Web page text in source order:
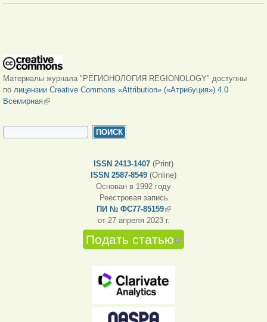
Материалы журнала "РЕГИОНОЛОГИЯ REGIONOLOGY" доступны
по лицензии Creative Commons «Attribution» («Атрибуция») 4.0
Всемирная(внешняя ссылка)
ФОРМА ПОИСКА
ISSN 2413-1407 (Print)
ISSN 2587-8549 (Online)
Основан в 1992 году
Реестровая запись
ПИ № ФС77-85159(внешняя ссылка)
от 27 апреля 2023 г.
Подать статью